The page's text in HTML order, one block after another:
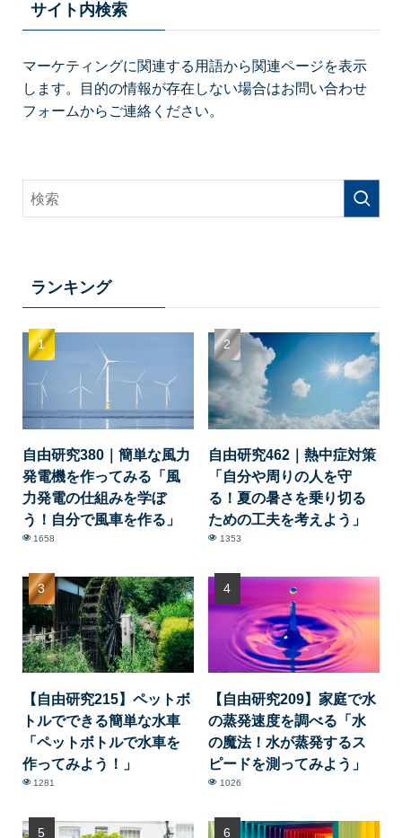
サイト内検索
マーケティングに関連する用語から関連ページを表示
します。目的の情報が存在しない場合はお問い合わせ
フォームからご連絡ください。
ランキング
自由研究380｜簡単な風力
発電機を作ってみる「風
力発電の仕組みを学ぼ
う！自分で風車を作る」
1658
自由研究462｜熱中症対策
「自分や周りの人を守
る！夏の暑さを乗り切る
ための工夫を考えよう」
1353
【自由研究215】ペットボ
トルでできる簡単な水車
「ペットボトルで水車を
作ってみよう！」
1281
【自由研究209】家庭で水
の蒸発速度を調べる「水
の魔法！水が蒸発するス
ピードを測ってみよう」
1026